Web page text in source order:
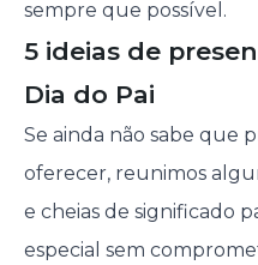
sempre que possível.
5 ideias de
Dia do Pai
Se ainda não sabe que
oferecer, reunimos
e cheias de significado
especial sem